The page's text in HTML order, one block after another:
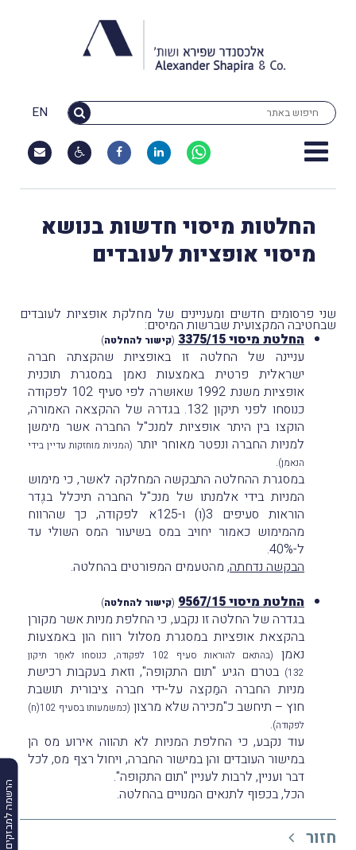
EN
הרשמה למבזקים
החלטות מיסוי חדשות בנושא
מיסוי אופציות לעובדים
שני פרסומים חדשים ומעניינים של מחלקת אופציות לעובדים
שבחטיבה המקצועית שברשות המיסים:
החלטת מיסוי 3375/15 (קישור להחלטה)
עניינה של החלטה זו באופציות שהקצתה חברה
ישראלית פרטית באמצעות נאמן במסגרת תוכנית
אופציות משנת 1992 שאוּשרה לפי סעיף 102 לפקודה
כנוסחו לפני תיקון 132. בגדרהּ של ההקצאה האמורה,
הוקצו בין היתר אופציות למנכ"ל החברה אשר מימשן
למניות החברה ונפטר מאוחר יותר (המניות מוחזקות עדיין בידי
הנאמן).
במסגרת ההחלטה התבקשה המחלקה לאשר, כי מימוש
המניות בידי אלמנתו של מנכ"ל החברה תיכלל בגֶדר
הוראות סעיפים 3(ו) ו-125א לפקודה, כך שהרווח
מהמימוש כאמור יחויב במס בשיעור המס השולי עד
ל-40%.
הבקשה נדחתה, מהטעמים המפורטים בהחלטה.
החלטת מיסוי 9567/15
(קישור להחלטה)
בגדרה של החלטה זו נקבע, כי החלפת מניות אשר מקורן
בהקצאת אופציות במסגרת מסלול רווח הון באמצעות
נאמן
(בהתאם להוראות סעיף 102 לפקודה, כנוסחו לאחַר תיקון
132)
בטרם הגיע "תום התקופה", וזאת בעקבות רכישת
מניות החברה המַקצה על-ידי חברה ציבורית תושבת
חוץ – תיחשב כ"מכירה שלא מרצון
(כמשמעותו בסעיף 102(ח)
לפקודה).
עוד נקבע, כי החלפת המניות לא תהווה אירוע מס הן
במישור העובדים והן במישור החברה, ויחול רצף מס, לכל
דבר ועניין, לרבות לעניין "תום התקופה".
הכל, בכפוף לתנאים המנויים בהחלטה.
חזור